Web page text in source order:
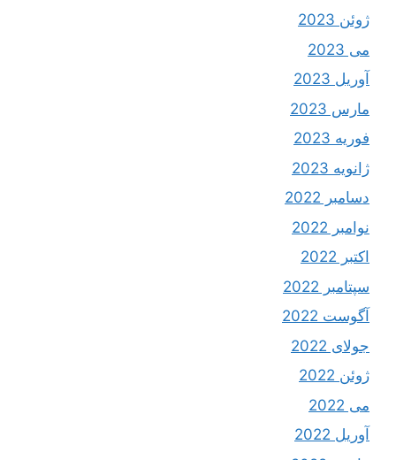
ژوئن 2023
می 2023
آوریل 2023
مارس 2023
فوریه 2023
ژانویه 2023
دسامبر 2022
نوامبر 2022
اکتبر 2022
سپتامبر 2022
آگوست 2022
جولای 2022
ژوئن 2022
می 2022
آوریل 2022